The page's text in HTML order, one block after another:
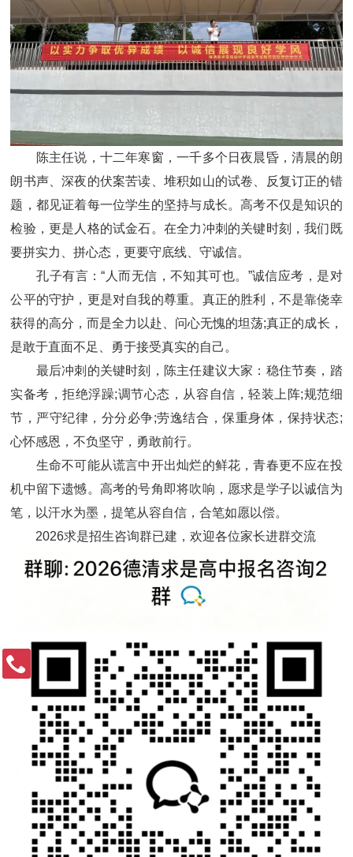
陈主任说，十二年寒窗，一千多个日夜晨昏，清晨的朗
朗书声、深夜的伏案苦读、堆积如山的试卷、反复订正的错
题，都见证着每一位学生的坚持与成长。高考不仅是知识的
检验，更是人格的试金石。在全力冲刺的关键时刻，我们既
要拼实力、拼心态，更要守底线、守诚信。
孔子有言：“人而无信，不知其可也。”诚信应考，是对
公平的守护，更是对自我的尊重。真正的胜利，不是靠侥幸
获得的高分，而是全力以赴、问心无愧的坦荡;真正的成长，
是敢于直面不足、勇于接受真实的自己。
最后冲刺的关键时刻，陈主任建议大家：稳住节奏，踏
实备考，拒绝浮躁;调节心态，从容自信，轻装上阵;规范细
节，严守纪律，分分必争;劳逸结合，保重身体，保持状态;
心怀感恩，不负坚守，勇敢前行。
生命不可能从谎言中开出灿烂的鲜花，青春更不应在投
机中留下遗憾。高考的号角即将吹响，愿求是学子以诚信为
笔，以汗水为墨，提笔从容自信，合笔如愿以偿。
2026求是招生咨询群已建，欢迎各位家长进群交流